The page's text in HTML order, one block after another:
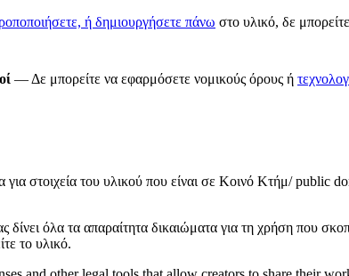
ή δημιουργήσετε πάνω στο υλικό, δε
— Δε μπορείτε να εφαρμόσετε νομικούς όρους ή
στοιχεία του υλικού που είναι σε Κοινό Κτήμ/ public
όλα τα απαραίτητα δικαιώματα για τη χρήση που
το υλικό.